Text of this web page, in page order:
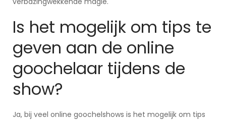
Is het mogelijk om tips te
geven aan de online
goochelaar tijdens de
show?
Ja, bij veel online goochelshows is het mogelijk om tips